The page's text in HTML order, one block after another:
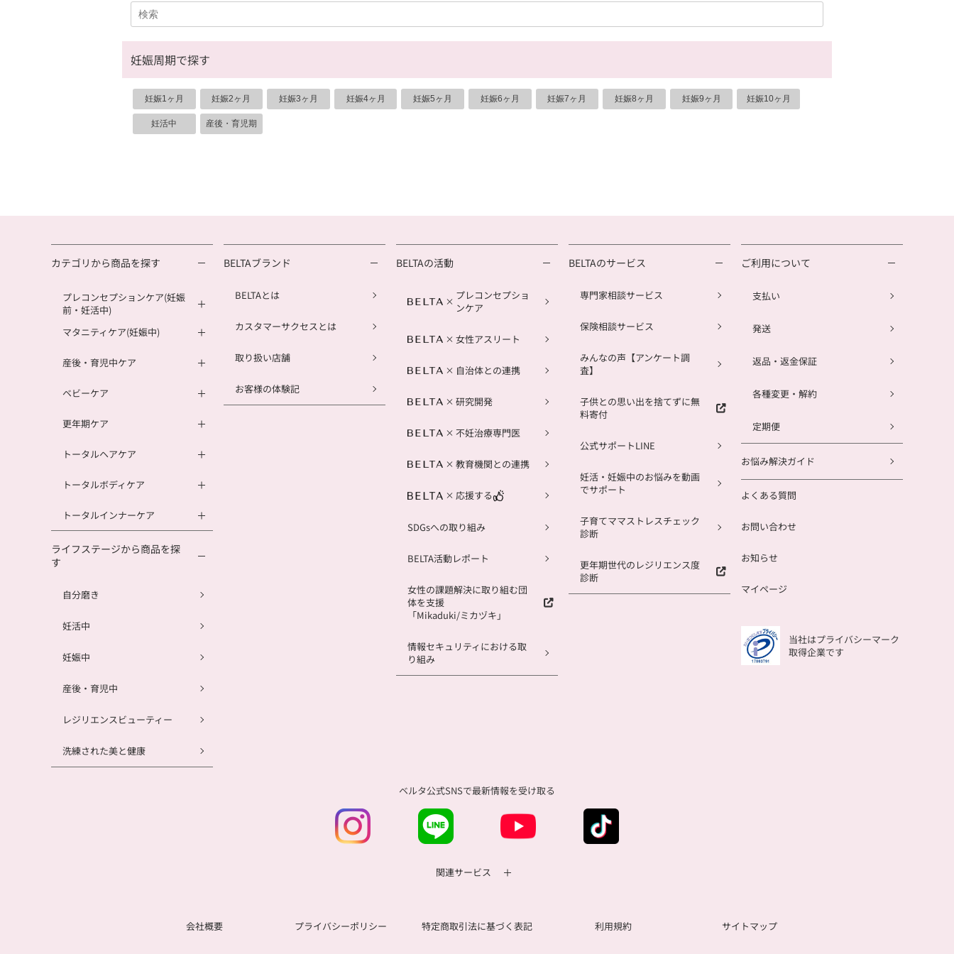
妊娠周期で探す
妊娠1ヶ月 妊娠2ヶ月 妊娠3ヶ月 妊娠4ヶ月 妊娠5ヶ月 妊娠6ヶ月 妊娠7ヶ月 妊娠8ヶ月 妊娠9ヶ月 妊娠10ヶ月
妊活中 産後・育児期
カテゴリから商品を探す
プレコンセプションケア(妊娠
前・妊活中)
マタニティケア(妊娠中)
産後・育児中ケア
ベビーケア
更年期ケア
トータルヘアケア
トータルボディケア
トータルインナーケア
ライフステージから商品を探
す
自分磨き
妊活中
妊娠中
産後・育児中
レジリエンスビューティー
洗練された美と健康
BELTAブランド
BELTAとは
カスタマーサクセスとは
取り扱い店舗
お客様の体験記
BELTAの活動
プレコンセプショ
ンケア
女性アスリート
自治体との連携
研究開発
不妊治療専門医
教育機関との連携
応援する
SDGsへの取り組み
BELTA活動レポート
女性の課題解決に取り組む団
体を支援
「Mikaduki/ミカヅキ」
情報セキュリティにおける取
り組み
BELTAのサービス
専門家相談サービス
保険相談サービス
みんなの声【アンケート調
査】
子供との思い出を捨てずに無
料寄付
公式サポートLINE
妊活・妊娠中のお悩みを動画
でサポート
子育てママストレスチェック
診断
更年期世代のレジリエンス度
診断
ご利用について
支払い
発送
返品・返金保証
各種変更・解約
定期便
お悩み解決ガイド
よくある質問
お問い合わせ
お知らせ
マイページ
当社はプライバシーマーク
取得企業です
会社概要 プライバシーポリシー 特定商取引法に基づく表記 利用規約 サイトマップ
ベルタ公式SNSで最新情報を受け取る
関連サービス